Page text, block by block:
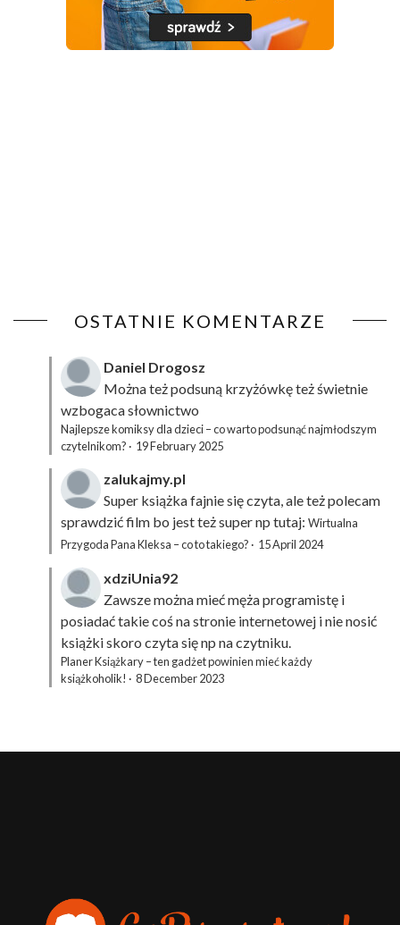
OSTATNIE KOMENTARZE
Daniel Drogosz
Można też podsuną krzyżówkęteż świetnie
wzbogaca słownictwo
Najlepsze komiksy dla dzieci – co warto podsunąć najmłodszym
czytelnikom? · 19 February 2025
zalukajmy.pl
Super książka fajnie się czyta, ale też polecam
sprawdzić film bo jest też super np tutaj: Wirtualna
Przygoda Pana Kleksa – co to takiego? · 15 April 2024
xdziUnia92
Zawsze można mieć męża programistę i
posiadać takie coś na stronie internetowej i nie nosić
książki skoro czyta się np na czytniku.
Planer Książkary – ten gadżet powinien mieć każdy
książkoholik! · 8 December 2023